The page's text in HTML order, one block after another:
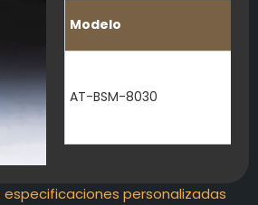
Modelo
AT-BSM-8030
personalizadas